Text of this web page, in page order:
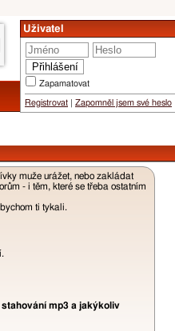
Uživatel
Zapamatovat
Registrovat Zapomněl jsem své heslo
muže urážet, nebo zakládat
- i těm, které se třeba ostatním
ti tykali.
mp3 a jakýkoliv